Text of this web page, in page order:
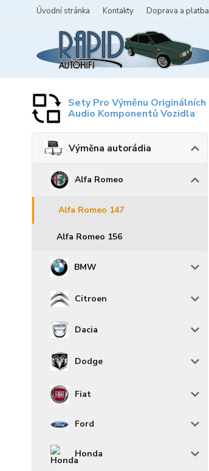
Úvodní stránka Kontakty Doprava a platba
Sety Pro Výměnu Originálních
Audio Komponentů Vozidla
Výměna autorádia
Alfa Romeo
Alfa Romeo 147
Alfa Romeo 156
BMW
Citroen
Dacia
Dodge
Fiat
Ford
Honda